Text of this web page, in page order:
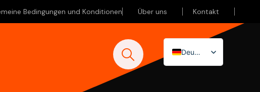
Bedingungen und Konditionen Über uns Kontakt
Deutsch
Nederlands